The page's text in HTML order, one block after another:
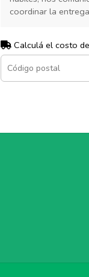
coordinar la
Calculá el costo